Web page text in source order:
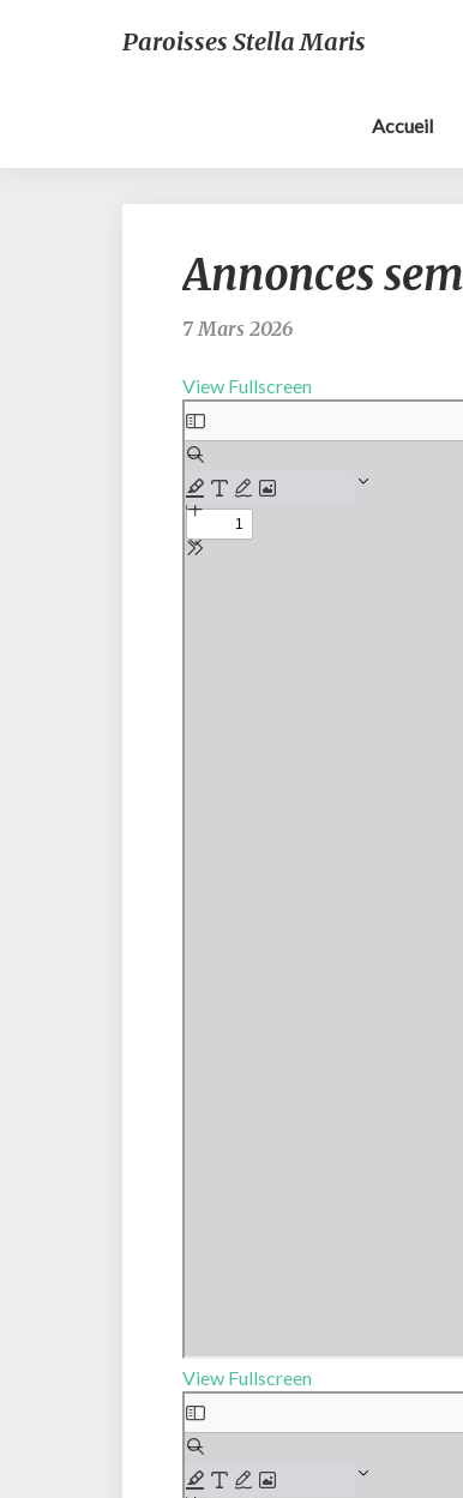
Paroisses Stella Maris
Accueil
Annonces
7 Mars 2026
View Fullscreen
Aller
au
contenu
PDF
View Fullscreen
Aller
au
contenu
PDF